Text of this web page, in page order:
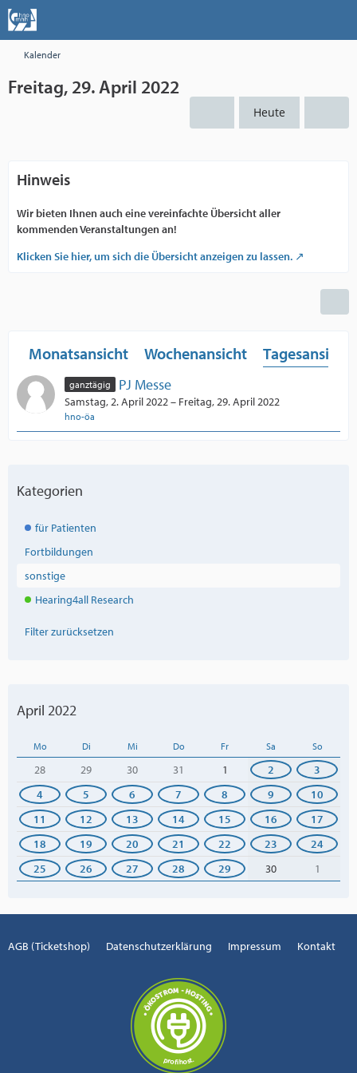
Kalender
Freitag, 29. April 2022
Heute
Hinweis
Wir bieten Ihnen auch eine vereinfachte Übersicht aller
kommenden Veranstaltungen an!
Klicken Sie hier, um sich die Übersicht anzeigen zu lassen.
Monatsansicht Wochenansicht Tagesansicht
ganztägig PJ Messe
Samstag, 2. April 2022 – Freitag, 29. April 2022
hno-öa
Kategorien
für Patienten
Fortbildungen
sonstige
Hearing4all Research
Filter zurücksetzen
April 2022
Mo Di Mi Do Fr Sa So
28 29 30 31 1 2
3
4
5 6 7 8 9
10
11
12 13 14 15 16
17
18
19 20 21 22 23
24
25
26 27 28 29 30 1
AGB (Ticketshop) Datenschutzerklärung Impressum Kontakt